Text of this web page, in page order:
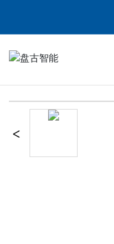
半岛(中国)